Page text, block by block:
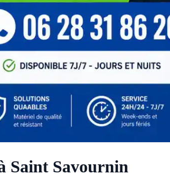
Saint Savournin